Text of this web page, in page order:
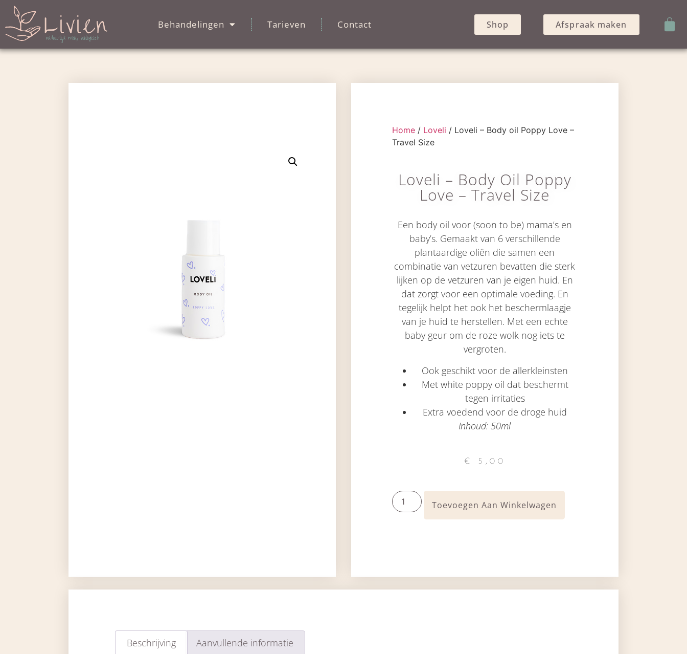
Behandelingen Tarieven Contact Shop Afspraak maken
Home / Loveli / Loveli – Body oil Poppy Love –
Travel Size
Loveli – Body Oil Poppy
Love – Travel Size
Een body oil voor (soon to be) mama’s en
baby’s. Gemaakt van 6 verschillende
plantaardige oliën die samen een
combinatie van vetzuren bevatten die sterk
lijken op de vetzuren van je eigen huid. En
dat zorgt voor een optimale voeding. En
tegelijk helpt het ook het beschermlaagje
van je huid te herstellen. Met een echte
baby geur om de roze wolk nog iets te
vergroten.
Ook geschikt voor de allerkleinsten
Met white poppy oil dat beschermt
tegen irritaties
Extra voedend voor de droge huid
Inhoud: 50ml
€ 5,00
Toevoegen Aan Winkelwagen
Beschrijving Aanvullende informatie